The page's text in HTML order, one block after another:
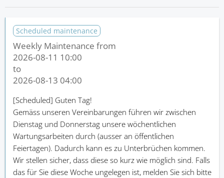
Scheduled maintenance
Weekly Maintenance from
2026-08-11 10:00
to
2026-08-13 04:00
[Scheduled] Guten Tag!
Gemäss unseren Vereinbarungen führen wir zwischen
Dienstag und Donnerstag unsere wöchentlichen
Wartungsarbeiten durch (ausser an öffentlichen
Feiertagen). Dadurch kann es zu Unterbrüchen kommen.
Wir stellen sicher, dass diese so kurz wie möglich sind. Falls
das für Sie diese Woche ungelegen ist, melden Sie sich bitte